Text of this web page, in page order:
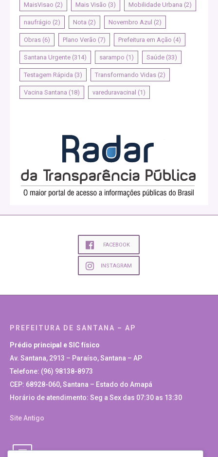
MaisVisao (2) Mais Visão (3) Mobilidade Urbana (2)
naufrágio (2) Nota (2) Novembro Azul (2)
Obras (6) Plano Verão (7) Prefeitura em Ação (4)
Santana Urgente (314) sarampo (1) Saúde (33)
Testagem Rápida (3) Transformando Vidas (2)
Vacina Santana (18) vareduravacinal (1)
FACEBOOK
INSTAGRAM
PREFEITURA DE SANTANA – AP
Prédio principal e SIC físico
Av. Santana, 2913 – Paraíso, Santana – AP
Telefone: (96) 98138-8973
CEP: 68928-060, Santana – Estado do Amapá
Horário de atendimento: Seg a Sex das 07:30 as 13:30
Site Antigo